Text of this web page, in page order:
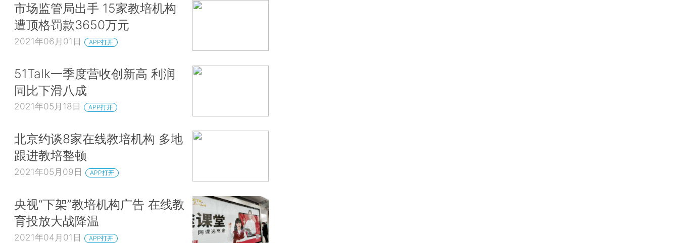
市场监管局出手 15家教培机构
遭顶格罚款3650万元
2021年06月01日 APP打开
51Talk一季度营收创新高 利润
同比下滑八成
2021年05月18日 APP打开
北京约谈8家在线教培机构 多地
跟进教培整顿
2021年05月09日 APP打开
央视“下架”教培机构广告 在线教
育投放大战降温
2021年04月01日 APP打开